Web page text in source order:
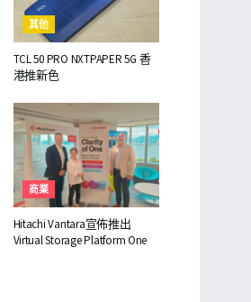
其他
TCL 50 PRO NXTPAPER 5G 香
港推新色
商業
Hitachi Vantara宣佈推出
Virtual Storage Platform One